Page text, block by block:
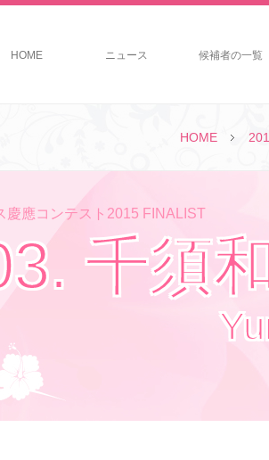
HOME ニュース 候補者の一覧
HOME
慶應コンテスト2015 FINALIST
千須